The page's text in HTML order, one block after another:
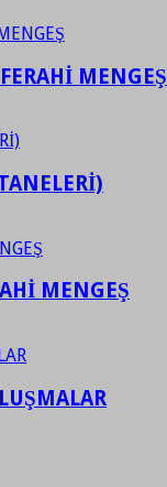
MENGEŞ
MENGEŞ